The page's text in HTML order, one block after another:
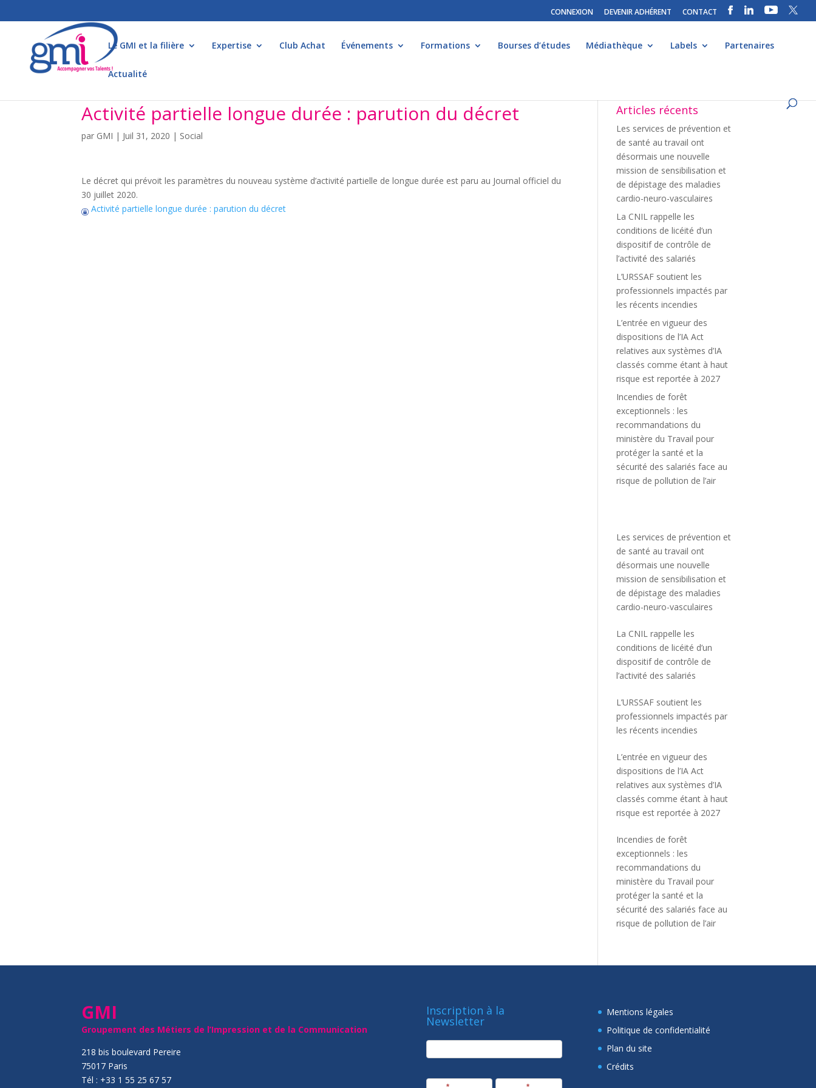
CONNEXION DEVENIR ADHÉRENT CONTACT
Le GMI et la filière Expertise Club Achat Événements Formations Bourses d’études Médiathèque Labels Partenaires
Actualité
Activité partielle longue durée : parution du décret
par GMI | Juil 31, 2020 | Social
Le décret qui prévoit les paramètres du nouveau système d’activité partielle de longue durée est paru au Journal officiel du
30 juillet 2020.
Activité partielle longue durée : parution du décret
Articles récents
Les services de prévention et
de santé au travail ont
désormais une nouvelle
mission de sensibilisation et
de dépistage des maladies
cardio-neuro-vasculaires
La CNIL rappelle les
conditions de licéité d’un
dispositif de contrôle de
l’activité des salariés
L’URSSAF soutient les
professionnels impactés par
les récents incendies
L’entrée en vigueur des
dispositions de l’IA Act
relatives aux systèmes d’IA
classés comme étant à haut
risque est reportée à 2027
Incendies de forêt
exceptionnels : les
recommandations du
ministère du Travail pour
protéger la santé et la
sécurité des salariés face au
risque de pollution de l’air
Les services de prévention et
de santé au travail ont
désormais une nouvelle
mission de sensibilisation et
de dépistage des maladies
cardio-neuro-vasculaires
La CNIL rappelle les
conditions de licéité d’un
dispositif de contrôle de
l’activité des salariés
L’URSSAF soutient les
professionnels impactés par
les récents incendies
L’entrée en vigueur des
dispositions de l’IA Act
relatives aux systèmes d’IA
classés comme étant à haut
risque est reportée à 2027
Incendies de forêt
exceptionnels : les
recommandations du
ministère du Travail pour
protéger la santé et la
sécurité des salariés face au
risque de pollution de l’air
GMI
Groupement des Métiers de l’Impression et de la Communication
218 bis boulevard Pereire
75017 Paris
Tél : +33 1 55 25 67 57
Inscription à la
Newsletter
newsletter
Mentions légales
Politique de confidentialité
Plan du site
Crédits